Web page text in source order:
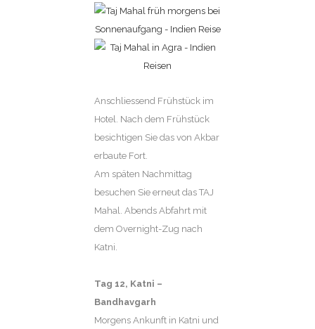
Anschliessend Frühstück im
Hotel. Nach dem Frühstück
besichtigen Sie das von Akbar
erbaute Fort.
Am späten Nachmittag
besuchen Sie erneut das TAJ
Mahal. Abends Abfahrt mit
dem Overnight-Zug nach
Katni.
Tag 12, Katni –
Bandhavgarh
Morgens Ankunft in Katni und